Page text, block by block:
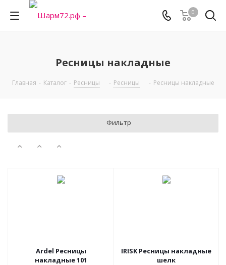
0
Ресницы накладные
Главная - Каталог - Ресницы - Ресницы - Ресницы накладные
Фильтр
Ardel Ресницы
накладные 101
IRISK Ресницы накладные
шелк